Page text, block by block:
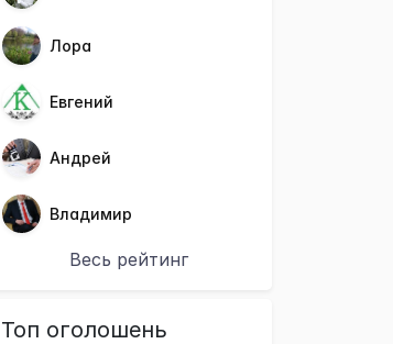
Лора
Евгений
Андрей
Владимир
Весь рейтинг
Топ оголошень